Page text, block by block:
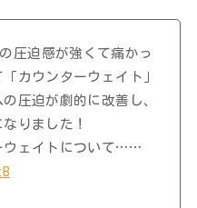
圧迫感が強くて痛かっ
カウンターウェイト」
圧迫が劇的に改善し、
りました！
ウェイトについて……